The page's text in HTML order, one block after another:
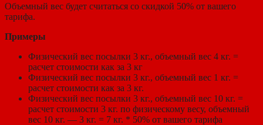
Объемный вес будет считаться со скидкой 50% от вашего
тарифа.
Примеры
Физический вес посылки 3 кг., объемный вес 4 кг. =
расчет стоимости как за 3 кг
Физический вес посылки 3 кг., объемный вес 1 кг. =
расчет стоимости как за 3 кг.
Физический вес посылки 3 кг., объемный вес 10 кг. =
расчет стоимости 3 кг. по физическому весу, объемный
вес 10 кг. — 3 кг. = 7 кг. * 50% от вашего тарифа